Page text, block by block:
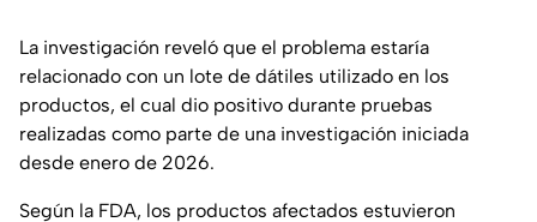
La investigación reveló que el problema estaría
relacionado con un lote de dátiles utilizado en los
productos, el cual dio positivo durante pruebas
realizadas como parte de una investigación iniciada
desde enero de 2026.
Según la FDA, los productos afectados estuvieron